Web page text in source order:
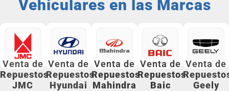
Vehiculares en las Marcas
Venta de
Repuestos
JMC
Venta de
Repuestos
Hyundai
Venta de
Repuestos
Mahindra
Venta de
Repuestos
Baic
Venta de
Geely